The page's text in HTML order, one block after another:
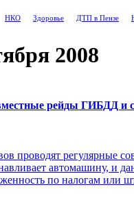
НКО Здоровье ДТП в Пензе
2008
рейды ГИБДД и
проводят регулярные
автомашину, и
по налогам или